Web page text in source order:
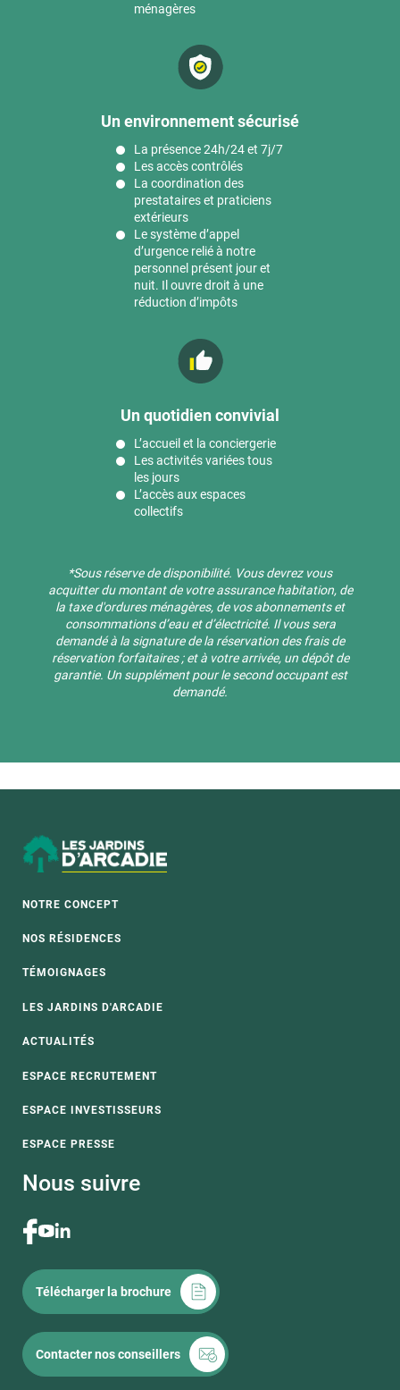
ménagères
Un environnement sécurisé
La présence 24h/24 et 7j/7
Les accès contrôlés
La coordination des
prestataires et praticiens
extérieurs
Le système d’appel
d’urgence relié à notre
personnel présent jour et
nuit. Il ouvre droit à une
réduction d’impôts
Un quotidien convivial
L’accueil et la conciergerie
Les activités variées tous
les jours
L’accès aux espaces
collectifs
*Sous réserve de disponibilité. ​Vous devrez vous
acquitter du montant de votre assurance habitation, de
la taxe d'ordures ménagères, de vos abonnements et
consommations d’eau et d’électricité. Il vous sera
demandé à la signature de la réservation des frais de
réservation forfaitaires ; et à votre arrivée, un dépôt de
garantie. Un supplément pour le second occupant est
demandé.
NOTRE CONCEPT
NOS RÉSIDENCES
TÉMOIGNAGES
LES JARDINS D'ARCADIE
ACTUALITÉS
ESPACE RECRUTEMENT
ESPACE INVESTISSEURS
ESPACE PRESSE
Nous suivre
Télécharger la brochure
Contacter nos conseillers